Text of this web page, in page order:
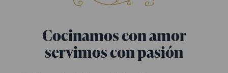
Cocinamos con amor
servimos con pasión